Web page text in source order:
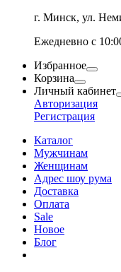
г. Минск, ул.
Ежедневно с
Избранное
Корзина
Личный кабинет
Авторизация
Регистрация
Каталог
Мужчинам
Женщинам
Адрес шоу рума
Доставка
Оплата
Sale
Новое
Блог